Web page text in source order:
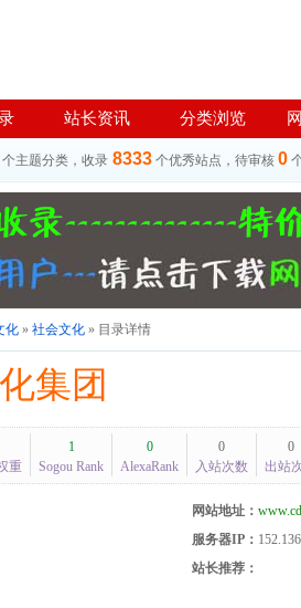
站长资讯 分类浏览
个主题分类，收录 8333 个优秀站点，待审核 0
化 » 社会文化 » 目录详情
集团
重
1
Sogou Rank
0
AlexaRank
0
入站次数
0
出站
网站地址：
服务器IP：
站长推荐：